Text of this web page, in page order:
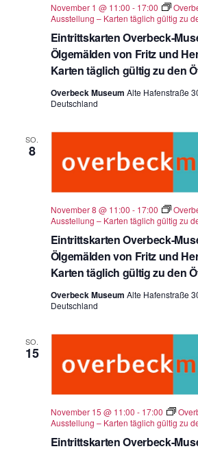
Eintrittskarten Overbeck-
Ölgemälden von Fritz und
Karten täglich gültig zu den
November 1 @ 11:00 - 17:00
Ausstellung – Karten täglich gültig zu
Overbeck Museum Alte Hafenstraße
Deutschland
SO.
8
Eintrittskarten Overbeck-
Ölgemälden von Fritz und
Karten täglich gültig zu den
November 8 @ 11:00 - 17:00
Ausstellung – Karten täglich gültig zu
Overbeck Museum Alte Hafenstraße
Deutschland
SO.
15
Eintrittskarten Overbeck-
November 15 @ 11:00 - 17:00
Ausstellung – Karten täglich gültig zu